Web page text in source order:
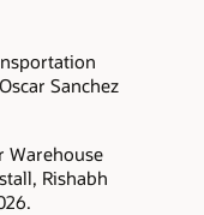
Sanchez
Warehouse
Rishabh